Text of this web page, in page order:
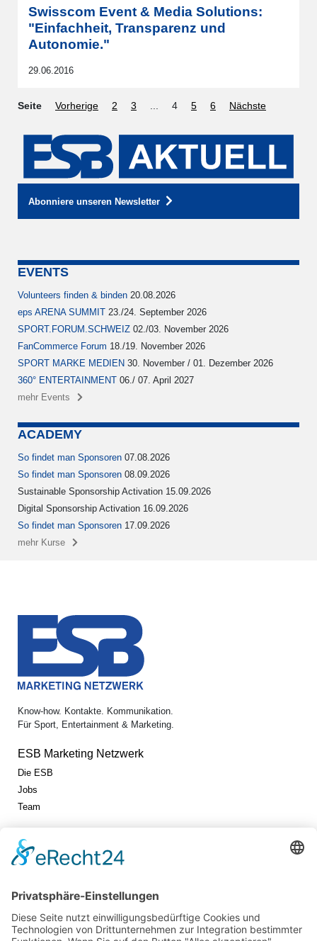
Swisscom Event & Media Solutions:
"Einfachheit, Transparenz und
Autonomie."
29.06.2016
Seite Vorherige 2 3 4 5 6 Nächste
Abonniere unseren Newsletter
EVENTS
Volunteers finden & binden 20.08.2026
eps ARENA SUMMIT 23./24. September 2026
SPORT.FORUM.SCHWEIZ 02./03. November 2026
FanCommerce Forum 18./19. November 2026
SPORT MARKE MEDIEN 30. November / 01. Dezember 2026
360° ENTERTAINMENT 06./ 07. April 2027
mehr Events
ACADEMY
So findet man Sponsoren 07.08.2026
So findet man Sponsoren 08.09.2026
Sustainable Sponsorship Activation 15.09.2026
Digital Sponsorship Activation 16.09.2026
So findet man Sponsoren 17.09.2026
mehr Kurse
Know-how. Kontakte. Kommunikation.
Für Sport, Entertainment & Marketing.
ESB Marketing Netzwerk
Die ESB
Jobs
Team
Jetzt vernetzen!
Die ESB auf LinkedIn
Newsletter abonnieren